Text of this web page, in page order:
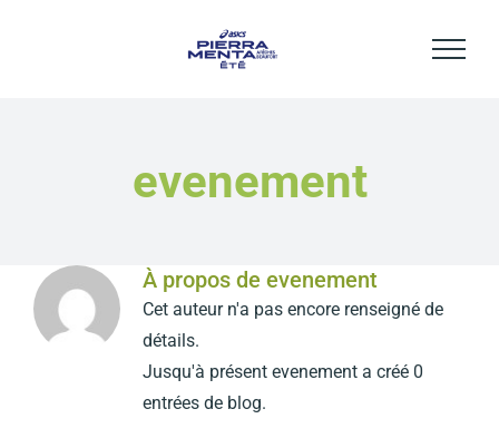
evenement
À propos de evenement
Cet auteur n'a pas encore renseigné de
détails.
Jusqu'à présent evenement a créé 0
entrées de blog.